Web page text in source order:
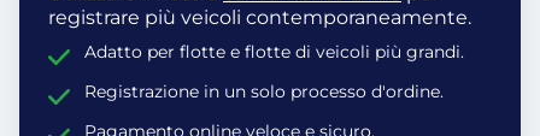
registrare più veicoli contemporaneamente.
Adatto per flotte e flotte di veicoli più grandi.
Registrazione in un solo processo d'ordine.
Pagamento online veloce e sicuro.